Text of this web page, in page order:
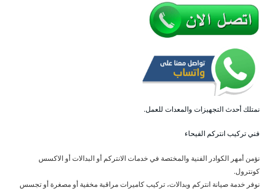
نمتلك أحدث التجهيزات والمعدات للعمل.
فني تركيب انتركم الفيحاء
نؤمن أمهر الكوادر الفنية والمختصة في خدمات الانتركم أو البدالات أو الاكسس
كونترول.
نوفر خدمة صيانة انتركم وبدالات، تركيب كاميرات مراقبة مخفية أو مصغرة أو تجسس